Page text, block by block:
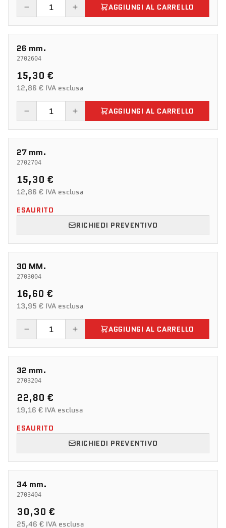
AGGIUNGI AL CARRELLO
26 mm.
2702604
15,30 €
12,86 € IVA esclusa
AGGIUNGI AL CARRELLO
27 mm.
2702704
15,30 €
12,86 € IVA esclusa
ESAURITO
RICHIEDI PREVENTIVO
30 MM.
2703004
16,60 €
13,95 € IVA esclusa
AGGIUNGI AL CARRELLO
32 mm.
2703204
22,80 €
19,16 € IVA esclusa
ESAURITO
RICHIEDI PREVENTIVO
34 mm.
2703404
30,30 €
25,46 € IVA esclusa